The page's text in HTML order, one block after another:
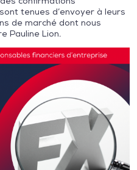
tenues d’envoyer à leurs
de marché dont nous
Pauline Lion.